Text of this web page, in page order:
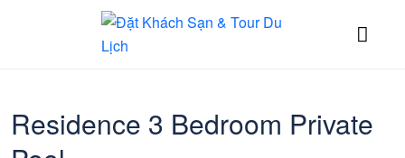
Residence 3 Bedroom Private